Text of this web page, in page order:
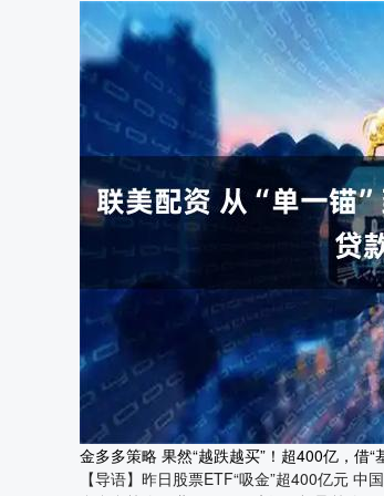
金多多策略 果然“越跌越买”！超400亿，借
【导语】昨日股票ETF“吸金”超400亿元